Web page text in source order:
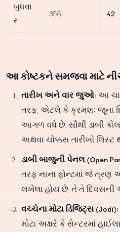
બુધવા
ર
356 42
આ કોષ્ટકને સમજવા માટે
તારીખ અને વાર જુઓ: આ
તરફ, એટલે કે ક્રમશઃ જૂના
આગળ વધે છે. સૌથી ડાબી
અથવા ચોક્કસ તારીખો
ડાબી બાજુની પેનલ (Open
તરફ નાના ફોન્ટમાં જે ત્રણ
લખેલા હોય છે, તે તે
વચ્ચેના મોટા ડિજિટ્સ (Jodi):
મોટા અક્ષરે કે સેન્ટરમાં